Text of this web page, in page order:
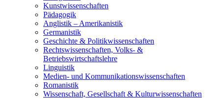
Kunstwissenschaften
Pädagogik
Anglistik – Amerikanistik
Germanistik
Geschichte & Politikwissenschaften
Rechtswissenschaften, Volks- &
Betriebswirtschaftslehre
Linguistik
Medien- und Kommunikationswissenschaften
Romanistik
Wissenschaft, Gesellschaft & Kulturwissenschaften